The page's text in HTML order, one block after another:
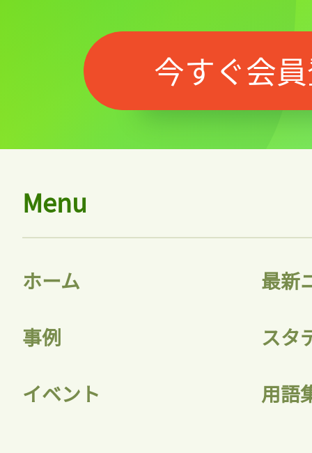
ログインが必
今すぐ会
Menu
ホーム 最新
事例 スタ
イベント 用語